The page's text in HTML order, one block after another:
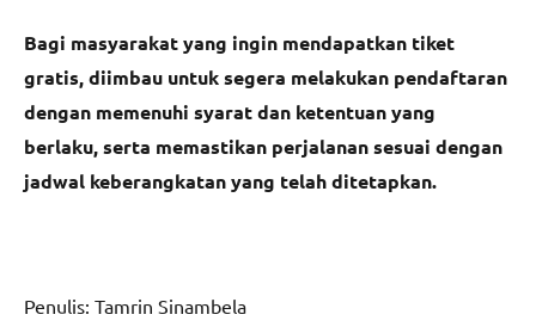
Bagi masyarakat yang ingin mendapatkan tiket
gratis, diimbau untuk segera melakukan pendaftaran
dengan memenuhi syarat dan ketentuan yang
berlaku, serta memastikan perjalanan sesuai dengan
jadwal keberangkatan yang telah ditetapkan.
Penulis: Tamrin Sinambela